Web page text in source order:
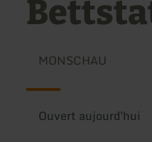
MONSCHAU
Ouvert aujourd'hui